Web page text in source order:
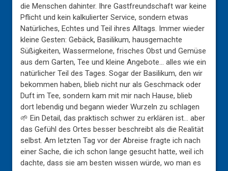
die Menschen dahinter. Ihre Gastfreundschaft war keine
Pflicht und kein kalkulierter Service, sondern etwas
Natürliches, Echtes und Teil ihres Alltags. Immer wieder
kleine Gesten: Gebäck, Basilikum, hausgemachte
Süßigkeiten, Wassermelone, frisches Obst und Gemüse
aus dem Garten, Tee und kleine Angebote… alles wie ein
natürlicher Teil des Tages. Sogar der Basilikum, den wir
bekommen haben, blieb nicht nur als Geschmack oder
Duft im Tee, sondern kam mit mir nach Hause, blieb
dort lebendig und begann wieder Wurzeln zu schlagen
🌱 Ein Detail, das praktisch schwer zu erklären ist… aber
das Gefühl des Ortes besser beschreibt als die Realität
selbst. Am letzten Tag vor der Abreise fragte ich nach
einer Sache, die ich schon lange gesucht hatte, weil ich
dachte, dass sie am besten wissen würde, wo man es